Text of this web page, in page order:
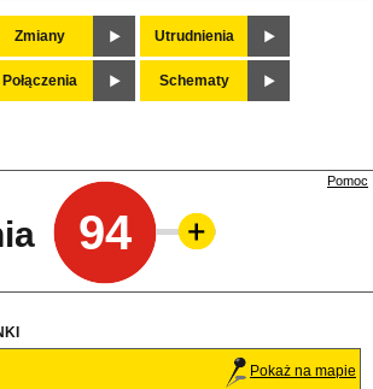
Zmiany Utrudnienia
Połączenia Schematy
94
Pomoc
Pokaż na mapie